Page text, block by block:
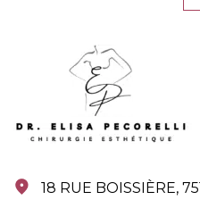
18 RUE BOISSIÈRE,